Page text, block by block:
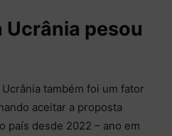
Ucrânia pesou
também foi um fator
aceitar a proposta
país desde 2022 – ano em